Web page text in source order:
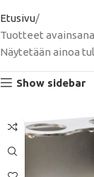
Etusivu
Tuotteet
Näytetään ainoa
Show sidebar